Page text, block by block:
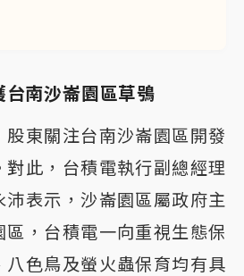
南沙崙園區草鴞
股東關注台南沙崙園區開發
此，台積電執行副總經理
沛表示，沙崙園區屬政府主
區，台積電一向重視生態保
八色鳥及螢火蟲保育均有具